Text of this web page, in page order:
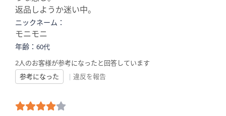
返品しようか迷い中。
ニックネーム：
モニモニ
年齢： 60代
2人のお客様が参考になったと回答しています
参考になった
| 違反を報告